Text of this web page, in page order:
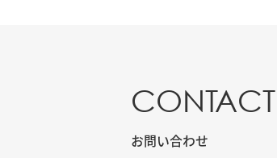
CONTACT
お問い合わせ